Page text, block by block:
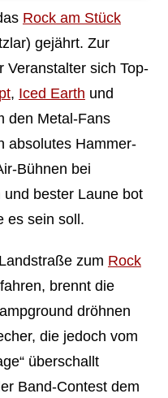
Rock am Stück
gejährt. Zur
Veranstalter sich Top-
, Iced Earth und
den Metal-Fans
absolutes Hammer-
Bühnen bei
bester Laune bot
es sein soll.
zum Rock
brennt die
dröhnen
die jedoch vom
überschallt
Band-Contest dem